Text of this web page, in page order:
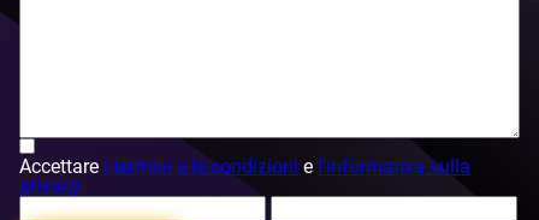
Accettare i termini e le condizioni e l'informativa sulla
privacy